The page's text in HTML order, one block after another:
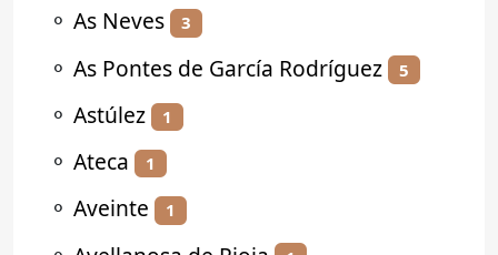
⚬ As Neves 3
⚬ As Pontes de García Rodríguez 5
⚬ Astúlez 1
⚬ Ateca 1
⚬ Aveinte 1